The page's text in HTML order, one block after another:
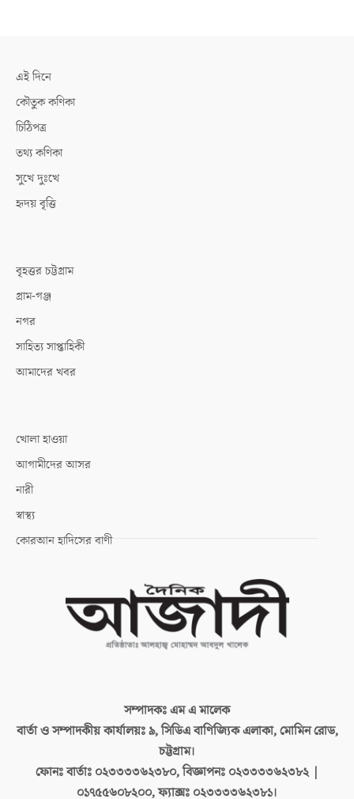
এই দিনে
কৌতুক কণিকা
চিঠিপত্র
তথ্য কণিকা
সুখে দুঃখে
হৃদয় বৃত্তি
বৃহত্তর চট্টগ্রাম
গ্রাম-গঞ্জ
নগর
সাহিত্য সাপ্তাহিকী
আমাদের খবর
খোলা হাওয়া
আগামীদের আসর
নারী
স্বাস্থ্য
কোরআন হাদিসের বাণী
সম্পাদকঃএম এ মালেক
বার্তা ও সম্পাদকীয় কার্যালয়ঃ৯, সিডিএ বাণিজ্যিক এলাকা, মোমিন রোড,
চট্টগ্রাম।
ফোনঃ বার্তাঃ ০২৩৩৩৩৬২৩৮০, বিজ্ঞাপনঃ ০২৩৩৩৩৬২৩৮২ |
০১৭৫৫৬০৮২০০, ফ্যাক্সঃ ০২৩৩৩৩৬২৩৮১।